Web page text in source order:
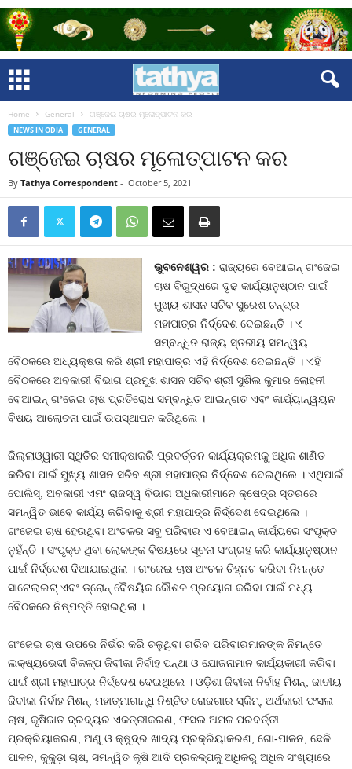
Home General ଗଞ୍ଜେଇ ଚାଷର ମୂଳୋତ୍ପାଟନ କର
NEWS IN ODIA GENERAL
ଗଞ୍ଜେଇ ଚାଷର ମୂଳୋତ୍ପାଟନ କର
By Tathya Correspondent - October 5, 2021
ଭୁବନେଶ୍ୱର : ରାଜ୍ୟରେ ବେଆଇନ୍‌ ଗଂଜେଇ
ଚାଷ ବିରୁଦ୍ଧରେ ଦୃଢ କାର୍ଯ୍ୟାନୁଷ୍ଠାନ ପାଇଁ
ମୁଖ୍ୟ ଶାସନ ସଚିବ ସୁରେଶ ଚନ୍ଦ୍ର
ମହାପାତ୍ର ନିର୍ଦ୍ଦେଶ ଦେଇଛନ୍ତି । ଏ
ସମ୍ବନ୍ଧିତ ରାଜ୍ୟ ସ୍ତରୀୟ ସମନ୍ୱୟ
ବୈଠକରେ ଅଧ୍ୟକ୍ଷତା କରି ଶ୍ରୀ ମହାପାତ୍ର ଏହି ନିର୍ଦ୍ଦେଶ ଦେଇଛନ୍ତି । ଏହି
ବୈଠକରେ ଅବକାରୀ ବିଭାଗ ପ୍ରମୁଖ ଶାସନ ସଚିବ ଶ୍ରୀ ସୁଶିଲ କୁମାର ଲୋହନୀ
ବେଆଇନ୍‌ ଗଂଜେଇ ଚାଷ ପ୍ରତିରୋଧ ସମ୍ବନ୍ଧିତ ଆଇନ୍‌ଗତ ଏବଂ କାର୍ଯ୍ୟାନ୍ୱୟନ
ବିଷୟ ଆଲୋଚନା ପାଇଁ ଉପସ୍ଥାପନ କରିଥିଲେ ।
ଜିଲ୍ଲାଓ୍ୱାରୀ ସ୍ଥିତିର ସମୀକ୍ଷାକରି ପ୍ରବର୍ତ୍ତନ କାର୍ଯ୍ୟକ୍ରମକୁ ଅଧିକ ଶାଣିତ
କରିବା ପାଇଁ ମୁଖ୍ୟ ଶାସନ ସଚିବ ଶ୍ରୀ ମହାପାତ୍ର ନିର୍ଦ୍ଦେଶ ଦେଇଥିଲେ । ଏଥିପାଇଁ
ପୋଲିସ୍‌, ଅବକାରୀ ଏମଂ ରାଜସ୍ୱ ବିଭାଗ ଅଧିକାରୀମାନେ କ୍ଷେତ୍ର ସ୍ତରରେ
ସମନ୍ୱିତ ଭାବେ କାର୍ଯ୍ୟ କରିବାକୁ ଶ୍ରୀ ମହାପାତ୍ର ନିର୍ଦ୍ଦେଶ ଦେଇଥିଲେ ।
ଗଂଜେଇ ଚାଷ ହେଉଥିବା ଅଂଚଳର ସବୁ ପରିବାର ଏ ବେଆଇନ୍‌ କାର୍ଯ୍ୟରେ ସଂପୃକ୍ତ
ନୁହଁନ୍ତି । ସଂପୃକ୍ତ ଥିବା ଲୋକଙ୍କ ବିଷୟରେ ସୂଚନା ସଂଗ୍ରହ କରି କାର୍ଯ୍ୟାନୁଷ୍ଠାନ
ପାଇଁ ନିର୍ଦ୍ଦେଶ ଦିଆଯାଇଥିଲା । ଗଂଜେଇ ଚାଷ ଅଂଚଳ ଚିହ୍ନଟ କରିବା ନିମନ୍ତେ
ସାଟେଲାଇଟ୍‌ ଏବଂ ଡ୍ରୋନ୍‌ ବୈଷୟିକ କୌଶଳ ପ୍ରୟୋଗ କରିବା ପାଇଁ ମଧ୍ୟ
ବୈଠକରେ ନିଷ୍ପତ୍ତି ହୋଇଥିଲା ।
ଗଂଜେଇ ଚାଷ ଉପରେ ନିର୍ଭର କରି ଚଳୁଥିବା ଗରିବ ପରିବାରମାନଙ୍କ ନିମନ୍ତେ
ଲକ୍ଷ୍ୟଭେଦୀ ବିକଳ୍ପ ଜିବୀକା ନିର୍ବାହ ପନ୍ଥା ଓ ଯୋଜନାମାନ କାର୍ଯ୍ୟକାରୀ କରିବା
ପାଇଁ ଶ୍ରୀ ମହାପାତ୍ର ନିର୍ଦ୍ଦେଶ ଦେଇଥିଲେ । ଓଡ଼ିଶା ଜିବୀକା ନିର୍ବାହ ମିଶନ୍, ଜାତୀୟ
ଜିବୀକା ନିର୍ବାହ ମିଶନ୍‌, ମହାତ୍ମାଗାନ୍ଧି ନିଶ୍ଚିତ ରୋଜଗାର ସ୍କିମ୍‌, ଅର୍ଥକାରୀ ଫସଲ
ଚାଷ, କୃଷିଜାତ ଦ୍ରବ୍ୟର ଏକତ୍ରୀକରଣ, ଫସଲ ଅମଳ ପରବର୍ତ୍ତୀ
ପ୍ରକ୍ରିୟାକରଣ, ଅଣୁ ଓ କ୍ଷୁଦ୍ର ଖାଦ୍ୟ ପ୍ରକ୍ରିୟାକରଣ, ଗୋ-ପାଳନ, ଛେଳି
ପାଳନ, କୁକୁଡ଼ା ଚାଷ, ସମନ୍ୱିତ କୃଷି ଆଦି ପ୍ରକଳ୍ପକୁ ଅଧିକରୁ ଅଧିକ ସଂଖ୍ୟାରେ